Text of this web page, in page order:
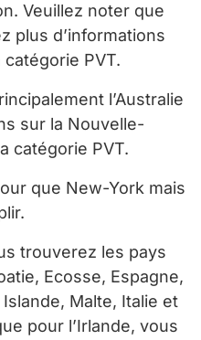
Veuillez noter que
plus d’informations
PVT.
l’Australie
sur la Nouvelle-
catégorie PVT.
que New-York mais
trouverez les pays
Ecosse, Espagne,
Malte, Italie et
pour l’Irlande, vous